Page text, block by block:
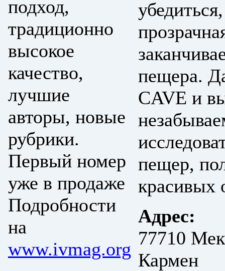
подход,
традиционно
высокое
качество,
лучшие
авторы, новые
рубрики.
Первый номер
уже в продаже
Подробности
на
www.ivmag.org
пещера.
CAVE и
пещер,
красивых
Адрес:
77710
Кармен